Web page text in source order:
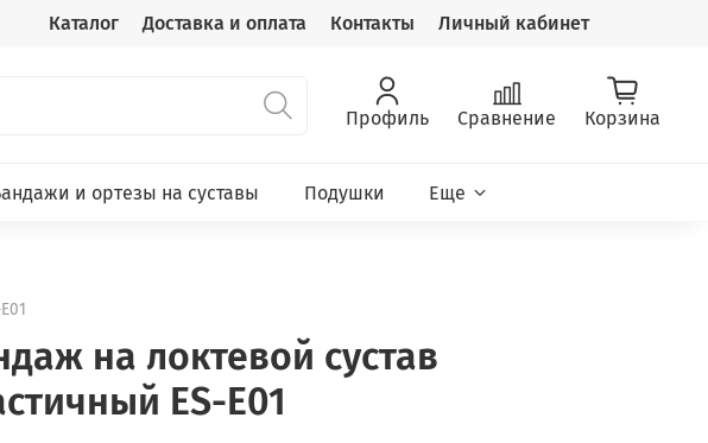
Каталог Доставка и оплата Контакты Личный кабинет
Профиль Сравнение Корзина
и ортезы на суставы Подушки Еще
на локтевой сустав
ES-E01